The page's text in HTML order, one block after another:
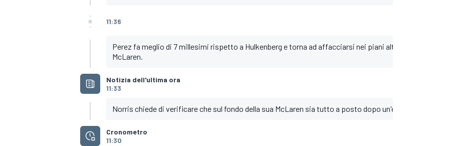
11:36
Perez fa meglio di 7 millesimi rispetto a Hulkenberg e torna ad affacciarsi nei piani alti della
McLaren.
Notizia dell'ultima ora
11:33
Norris chiede di verificare che sul fondo della sua McLaren sia tutto a posto dopo un'escursione fuori
Cronometro
11:30